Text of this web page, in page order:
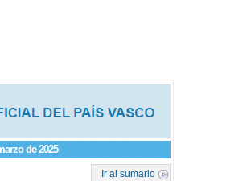
de 2025
Ir al sumario